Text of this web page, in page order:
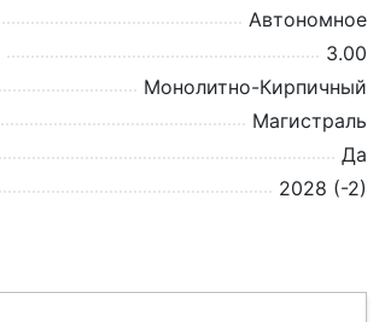
Автономное
3.00
Монолитно-Кирпичный
Магистраль
Да
2028 (-2)